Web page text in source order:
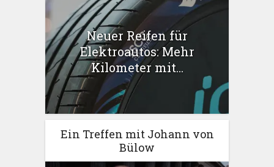
Neuer Reifen für
Elektroautos: Mehr
Kilometer mit...
Ein Treffen mit Johann von
Bülow